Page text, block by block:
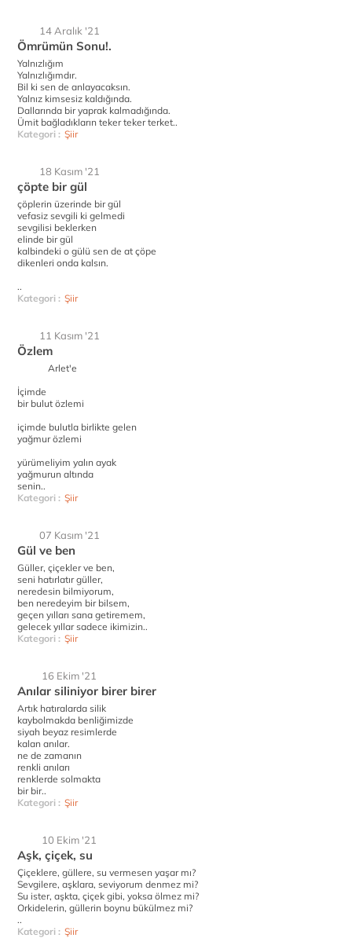
14 Aralık '21
Ömrümün Sonu!.
Yalnızlığım
Yalnızlığımdır.
Bil ki sen de anlayacaksın.
Yalnız kimsesiz kaldığında.
Dallarında bir yaprak kalmadığında.
Ümit bağladıkların teker teker terket..
Kategori : Şiir
18 Kasım '21
çöpte bir gül
çöplerin üzerinde bir gül
vefasiz sevgili ki gelmedi
sevgilisi beklerken
elinde bir gül
kalbindeki o gülü sen de at çöpe
dikenleri onda kalsın.
..
Kategori : Şiir
11 Kasım '21
Özlem
Arlet'e
İçimde
bir bulut özlemi
içimde bulutla birlikte gelen
yağmur özlemi
yürümeliyim yalın ayak
yağmurun altında
senin..
Kategori : Şiir
07 Kasım '21
Gül ve ben
Güller, çiçekler ve ben,
seni hatırlatır güller,
neredesin bilmiyorum,
ben neredeyim bir bilsem,
geçen yılları sana getiremem,
gelecek yıllar sadece ikimizin..
Kategori : Şiir
16 Ekim '21
Anılar siliniyor birer birer
Artık hatıralarda silik
kaybolmakda benliğimizde
siyah beyaz resimlerde
kalan anılar.
ne de zamanın
renkli anıları
renklerde solmakta
bir bir..
Kategori : Şiir
10 Ekim '21
Aşk, çiçek, su
Çiçeklere, güllere, su vermesen yaşar mı?
Sevgilere, aşklara, seviyorum denmez mi?
Su ister, aşkta, çiçek gibi, yoksa ölmez mi?
Orkidelerin, güllerin boynu bükülmez mi?
..
Kategori : Şiir